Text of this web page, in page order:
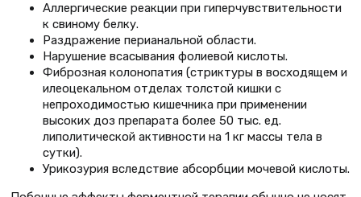
Аллергические реакции при гиперчувствительности
к свиному белку.
Раздражение перианальной области.
Нарушение всасывания фолиевой кислоты.
Фиброзная колонопатия (стриктуры в восходящем и
илеоцекальном отделах толстой кишки с
непроходимостью кишечника при применении
высоких доз препарата более 50 тыс. ед.
липолитической активности на 1 кг массы тела в
сутки).
Урикозурия вследствие абсорбции мочевой кислоты.